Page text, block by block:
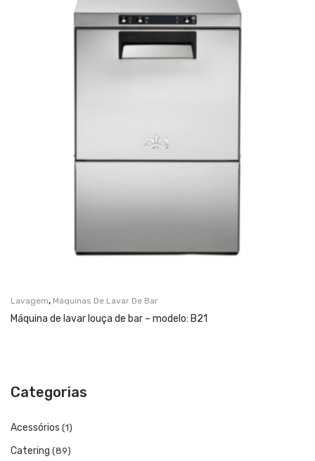
Lavagem, Máquinas De Lavar De Bar
Máquina de lavar louça de bar – modelo: B21
Categorias
Acessórios (1)
Catering (89)